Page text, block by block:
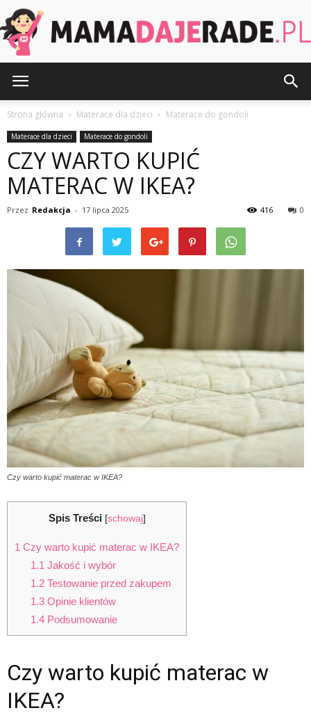
Strona główna Materace dla dzieci Materace do gondoli
Materace dla dzieci Materace do gondoli
CZY WARTO KUPIĆ
MATERAC W IKEA?
Przez Redakcja - 17 lipca 2025 0
416
Czy warto kupić materac w IKEA?
Spis Treści [schowaj]
1 Czy warto kupić materac w IKEA?
1.1 Jakość i wybór
1.2Testowanie przed zakupem
1.3Opinie klientów
1.4Podsumowanie
Czy warto kupić materac w
IKEA?